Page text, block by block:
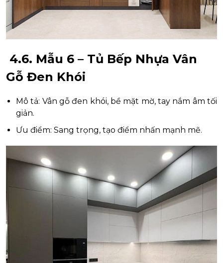
4.6. Mẫu 6 – Tủ Bếp Nhựa Vân
Gỗ Đen Khói
Mô tả: Vân gỗ đen khói, bề mặt mờ, tay nắm âm tối
giản.
Ưu điểm: Sang trọng, tạo điểm nhấn mạnh mẽ.